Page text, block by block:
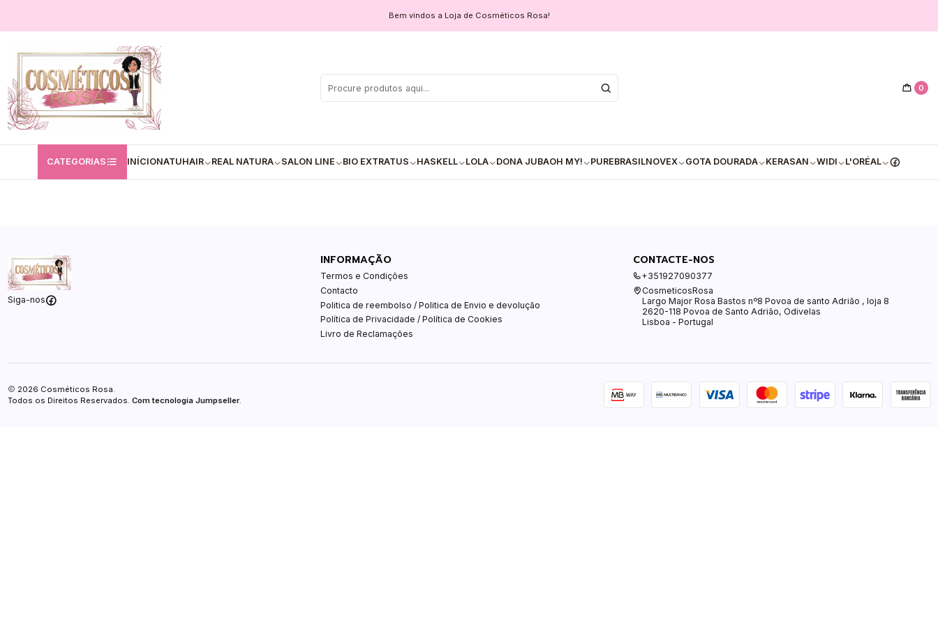
0
CATEGORIAS INÍCIONATUHAIR REAL NATURA SALON LINE BIO EXTRATUS HASKELL LOLA DONA JUBAOH MY! PUREBRASILNOVEX GOTA DOURADA KERASAN WIDI L'ORÉAL
Bem vindos a Loja de Cosméticos Rosa!
Natura Bronze
Piscina Natur Bronze 200ml
Siga-nos
INFORMAÇÃO
Termos e Condições
Contacto
Politica de reembolso / Politica de Envio e devolução
Política de Privacidade / Política de Cookies
Livro de Reclamações
CONTACTE-NOS
+351927090377
CosmeticosRosa
Largo Major Rosa Bastos nº8 Povoa de santo Adrião , loja 8
2620-118 Povoa de Santo Adrião, Odivelas
Lisboa - Portugal
2026 Cosméticos Rosa.
Todos os Direitos Reservados. Com tecnologia Jumpseller.